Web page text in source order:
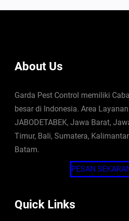
About Us
Garda Pest Control memiliki
besar di Indonesia. Area
JABODETABEK, Jawa Barat,
Timur, Bali, Sumatera,
Batam.
PESAN
Quick Links